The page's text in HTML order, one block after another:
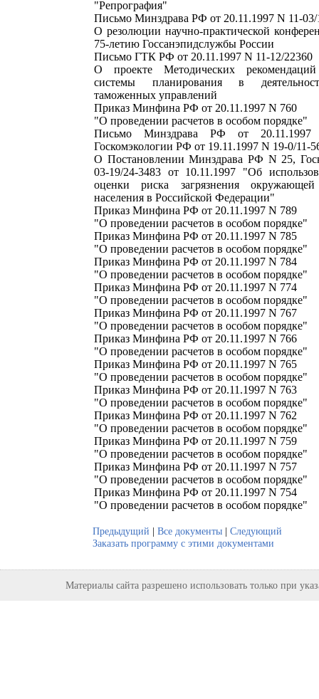
"Репрография"
Письмо Минздрава РФ от 20.11.1997 N 11-03/
О резолюции научно-практической
75-летию Госсанэпидслужбы России
Письмо ГТК РФ от 20.11.1997 N 11-12/22360
О проекте Методических
системы планирования в
таможенных управлений
Приказ Минфина РФ от 20.11.1997 N 760
"О проведении расчетов в особом порядке"
Письмо Минздрава РФ от 20.11.1997
Госкомэкологии РФ от 19.11.1997 N 19-0/11-
О Постановлении Минздрава РФ N 25,
03-19/24-3483 от 10.11.1997 "Об
оценки риска загрязнения
населения в Российской Федерации"
Приказ Минфина РФ от 20.11.1997 N 789
"О проведении расчетов в особом порядке"
Приказ Минфина РФ от 20.11.1997 N 785
"О проведении расчетов в особом порядке"
Приказ Минфина РФ от 20.11.1997 N 784
"О проведении расчетов в особом порядке"
Приказ Минфина РФ от 20.11.1997 N 774
"О проведении расчетов в особом порядке"
Приказ Минфина РФ от 20.11.1997 N 767
"О проведении расчетов в особом порядке"
Приказ Минфина РФ от 20.11.1997 N 766
"О проведении расчетов в особом порядке"
Приказ Минфина РФ от 20.11.1997 N 765
"О проведении расчетов в особом порядке"
Приказ Минфина РФ от 20.11.1997 N 763
"О проведении расчетов в особом порядке"
Приказ Минфина РФ от 20.11.1997 N 762
"О проведении расчетов в особом порядке"
Приказ Минфина РФ от 20.11.1997 N 759
"О проведении расчетов в особом порядке"
Приказ Минфина РФ от 20.11.1997 N 757
"О проведении расчетов в особом порядке"
Приказ Минфина РФ от 20.11.1997 N 754
"О проведении расчетов в особом порядке"
Предыдущий |Все документы |Следующий
Заказать программу с этими документами
Материалы сайта разрешено использовать только при